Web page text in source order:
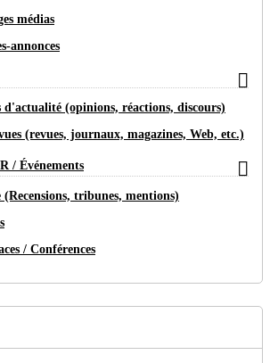
médias
annonces

d'actualité (opinions, réactions, discours)
(revues, journaux, magazines, Web, etc.)
/ Événements 
(Recensions, tribunes, mentions)
/ Conférences